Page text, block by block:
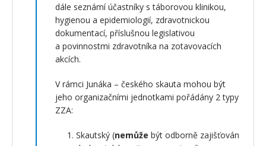
dále seznámí účastníky s táborovou klinikou,
hygienou a epidemiologií, zdravotnickou
dokumentací, příslušnou legislativou
a povinnostmi zdravotníka na zotavovacích
akcích.
V rámci Junáka – českého skauta mohou být
jeho organizačními jednotkami pořádány 2 typy
ZZA:
Skautský (nemůže být odborně zajišťován